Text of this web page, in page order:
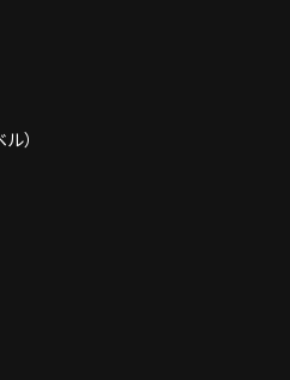
）